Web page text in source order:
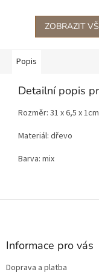
ZOBRAZIT
Popis
Detailní popis
Rozměr: 31 x 6,5 x 1cm
Materiál: dřevo
Barva: mix
Z
Informace pro vás
Doprava a platba